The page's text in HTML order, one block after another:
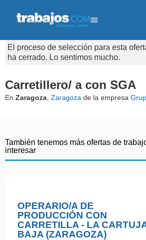
El proceso de selección para esta
ha cerrado. Lo sentimos mucho.
Carretillero/ a con SGA
En Zaragoza Zaragoza de la empresa
También tenemos más ofertas de
interesar
OPERARIO/A DE
PRODUCCIÓN CON
CARRETILLA - LA
BAJA (ZARAGOZA)